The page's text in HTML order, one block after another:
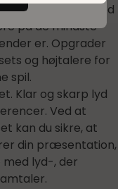
i dit spil. Med
på de mindste
er. Opgrader
og højtalere for
spil.
Klar og skarp lyd
Ved at
kan du sikre, at
din præsentation,
lyd-, der